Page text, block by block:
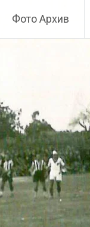
Фото Архив